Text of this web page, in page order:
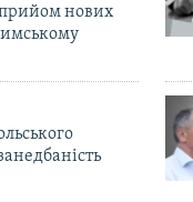
нових